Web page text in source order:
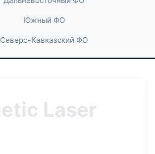
Южный ФО
Северо-Кавказский ФО
Laser